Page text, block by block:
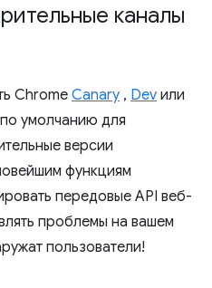
каналы
Chrome Canary , Dev или
умолчанию для
версии
функциям
передовые API веб-
проблемы на вашем
пользователи!